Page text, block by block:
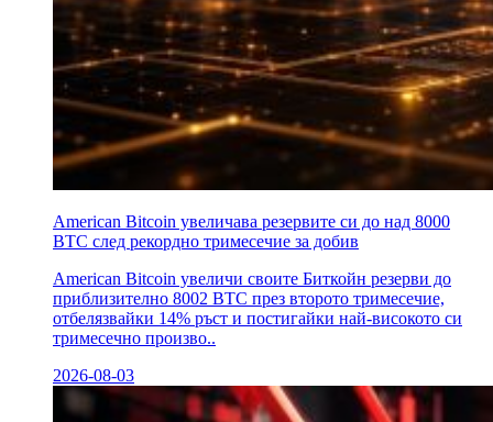
American Bitcoin увеличава резервите си до над 8000
BTC след рекордно тримесечие за добив
American Bitcoin увеличи своите Биткойн резерви до
приблизително 8002 BTC през второто тримесечие,
отбелязвайки 14% ръст и постигайки най-високото си
тримесечно произво..
2026-08-03